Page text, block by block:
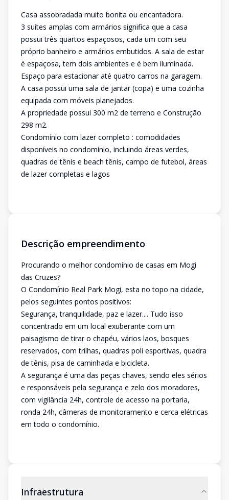
Casa assobradada muito bonita ou encantadora.
3 suítes amplas com armários significa que a casa
possui três quartos espaçosos, cada um com seu
próprio banheiro e armários embutidos. A sala de estar
é espaçosa, tem dois ambientes e é bem iluminada.
Espaço para estacionar até quatro carros na garagem.
A casa possui uma sala de jantar (copa) e uma cozinha
equipada com móveis planejados.
A propriedade possui 300 m2 de terreno e Construção
298 m2.
Condomínio com lazer completo : comodidades
disponíveis no condomínio, incluindo áreas verdes,
quadras de tênis e beach tênis, campo de futebol, áreas
de lazer completas e lagos
Descrição empreendimento
Procurando o melhor condomínio de casas em Mogi
das Cruzes?
O Condomínio Real Park Mogi, esta no topo na cidade,
pelos seguintes pontos positivos:
Segurança, tranquilidade, paz e lazer.... Tudo isso
concentrado em um local exuberante com um
paisagismo de tirar o chapéu, vários laos, bosques
reservados, com trilhas, quadras poli esportivas, quadra
de tênis, pisa de caminhada e bicicleta.
A segurança é uma das peças chaves, sendo eles sérios
e responsáveis pela segurança e zelo dos moradores,
com vigilância 24h, controle de acesso na portaria,
ronda 24h, câmeras de monitoramento e cerca elétricas
em todo o condomínio.
Infraestrutura